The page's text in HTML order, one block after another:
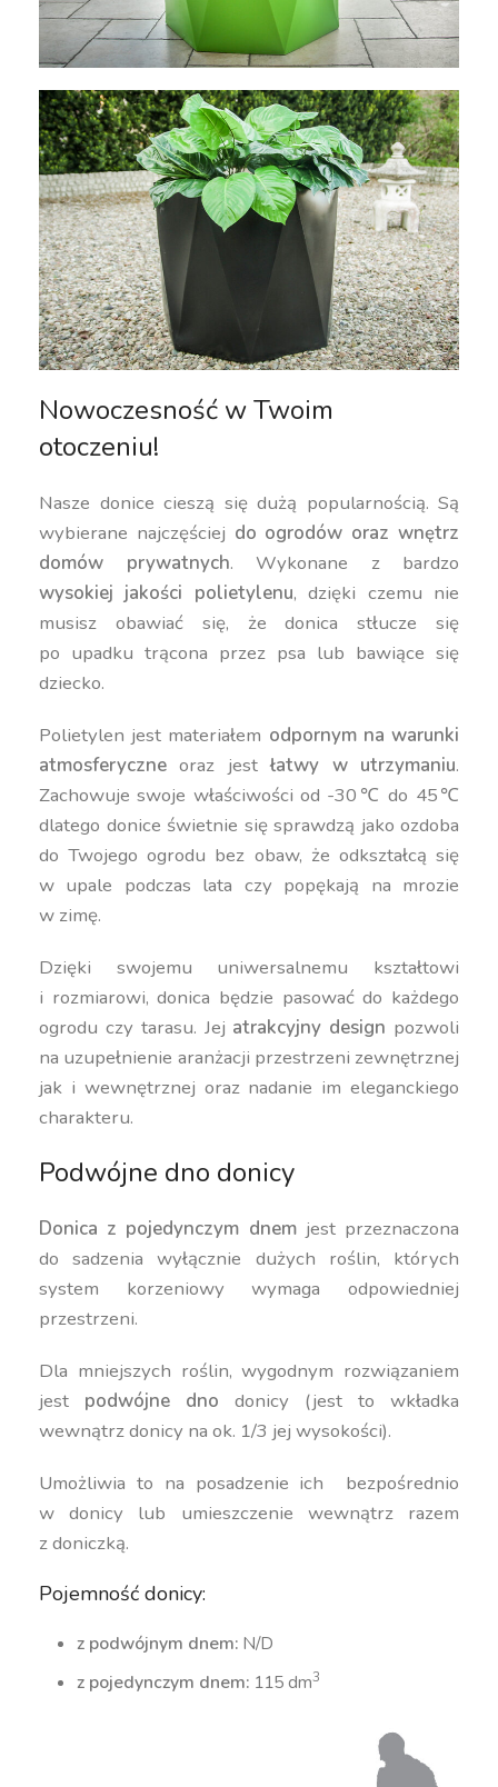
Nowoczesność w Twoim
otoczeniu!
Nasze donice cieszą się dużą popularnością. Są
wybierane najczęściej do ogrodów oraz wnętrz
domów prywatnych. Wykonane z bardzo
wysokiej jakości polietylenu, dzięki czemu nie
musisz obawiać się, że donica stłucze się
po upadku trącona przez psa lub bawiące się
dziecko.
Polietylen jest materiałem odpornym na warunki
atmosferyczne oraz jestłatwy w utrzymaniu.
Zachowuje swoje właściwości od -30℃ do 45℃
dlatego donice świetnie się sprawdzą jako ozdoba
do Twojego ogrodu bez obaw, że odkształcą się
w upale podczas lata czy popękają na mrozie
w zimę.
Dzięki swojemu uniwersalnemu kształtowi
i rozmiarowi, donica będzie pasować do każdego
ogrodu czy tarasu. Jej atrakcyjny design pozwoli
na uzupełnienie aranżacji przestrzeni zewnętrznej
jak i wewnętrznej oraz nadanie im eleganckiego
charakteru.
Podwójne dno donicy
Donica z pojedynczym dnemjest przeznaczona
do sadzenia wyłącznie dużych roślin, których
system korzeniowy wymaga odpowiedniej
przestrzeni.
Dla mniejszych roślin, wygodnym rozwiązaniem
jest podwójne dno donicy (jest to wkładka
wewnątrz donicy na ok. 1/3 jej wysokości).
Umożliwia to na posadzenie ich bezpośrednio
w donicy lub umieszczenie wewnątrz razem
z doniczką.
Pojemność donicy:
z podwójnym dnem: N/D
z pojedynczym dnem: 115 dm3